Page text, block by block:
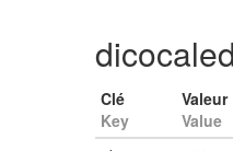
Clé
Key
Valeur
Value